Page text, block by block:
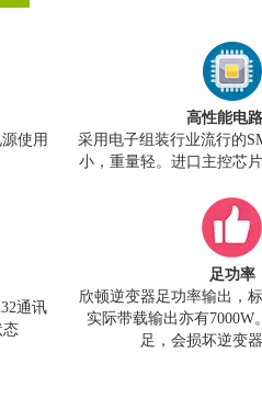
使用
高性能电
采用电子组装行业流行的
小，重量轻。进口主控芯
通讯
态
足功率
欣顿逆变器足功率输出，
实际带载输出亦有7000W
足，会损坏逆变器